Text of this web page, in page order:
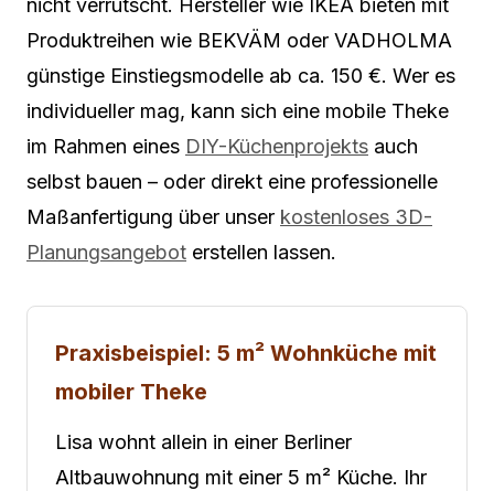
nicht verrutscht. Hersteller wie IKEA bieten mit
Produktreihen wie BEKVÄM oder VADHOLMA
günstige Einstiegsmodelle ab ca. 150 €. Wer es
individueller mag, kann sich eine mobile Theke
im Rahmen eines DIY-Küchenprojekts auch
selbst bauen – oder direkt eine professionelle
Maßanfertigung über unser kostenloses 3D-
Planungsangebot erstellen lassen.
Praxisbeispiel: 5 m² Wohnküche mit
mobiler Theke
Lisa wohnt allein in einer Berliner
Altbauwohnung mit einer 5 m² Küche. Ihr